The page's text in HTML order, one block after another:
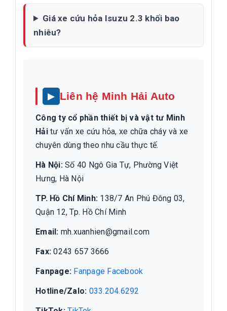
Giá xe cứu hỏa Isuzu 2.3 khối bao
nhiêu?
Liên hệ Minh Hải Auto
Công ty cổ phần thiết bị và vật tư Minh
Hảitư vấn xe cứu hỏa, xe chữa cháy và xe
chuyên dùng theo nhu cầu thực tế.
Hà Nội:Số 40 Ngô Gia Tự, Phường Việt
Hưng, Hà Nội
TP. Hồ Chí Minh: 138/7 An Phú Đông 03,
Quận 12, Tp. Hồ Chí Minh
Email: mh.xuanhien@gmail.com
Fax: 0243 657 3666
Fanpage: Fanpage Facebook
Hotline/Zalo: 033.204.6292